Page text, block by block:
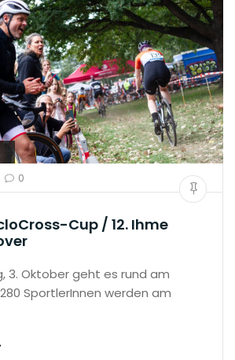
0
Cup / 12. Ihme
3. Oktober geht es rund am
SportlerInnen werden am